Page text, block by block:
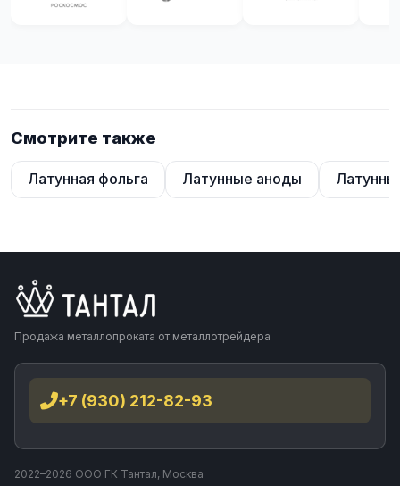
Смотрите также
Латунная фольга Латунные аноды
Продажа металлопроката от металлотрейдера
+7 (930) 212-82-93
2022–2026 ООО ГК Тантал, Москва